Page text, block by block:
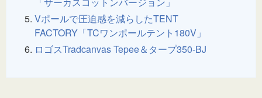
Vポールで圧迫感を減らしたTENT
FACTORY「TCワンポールテント180V」
ロゴスTradcanvas Tepee＆タープ350-BJ